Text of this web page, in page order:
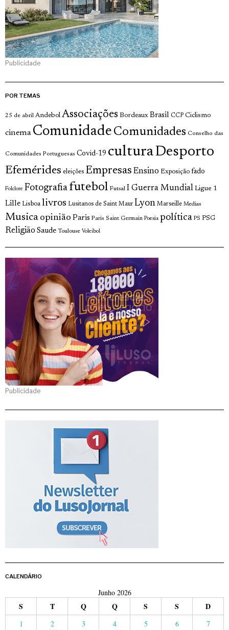
Publicidade
POR TEMAS
25 de abril Andebol Associações Bordeaux Brasil CCP Ciclismo
cinema Comunidade Comunidades Conselho das
Comunidades Portuguesas Covid-19 culturaDesporto
Efemérides eleições Empresas Ensino Exposição fado
Folclore Fotografia futebol Futsal I Guerra Mundial Ligue 1
Lille Lisboa livros Lusitanos de Saint Maur Lyon Marseille Medias
Musica opinião Paris Paris Saint Germain Poesia política PS PSG
Religião Saude Toulouse Voleibol
Publicidade
CALENDÁRIO
Junho 2026
S T Q Q S S D
1 2 3 4 5 6 7